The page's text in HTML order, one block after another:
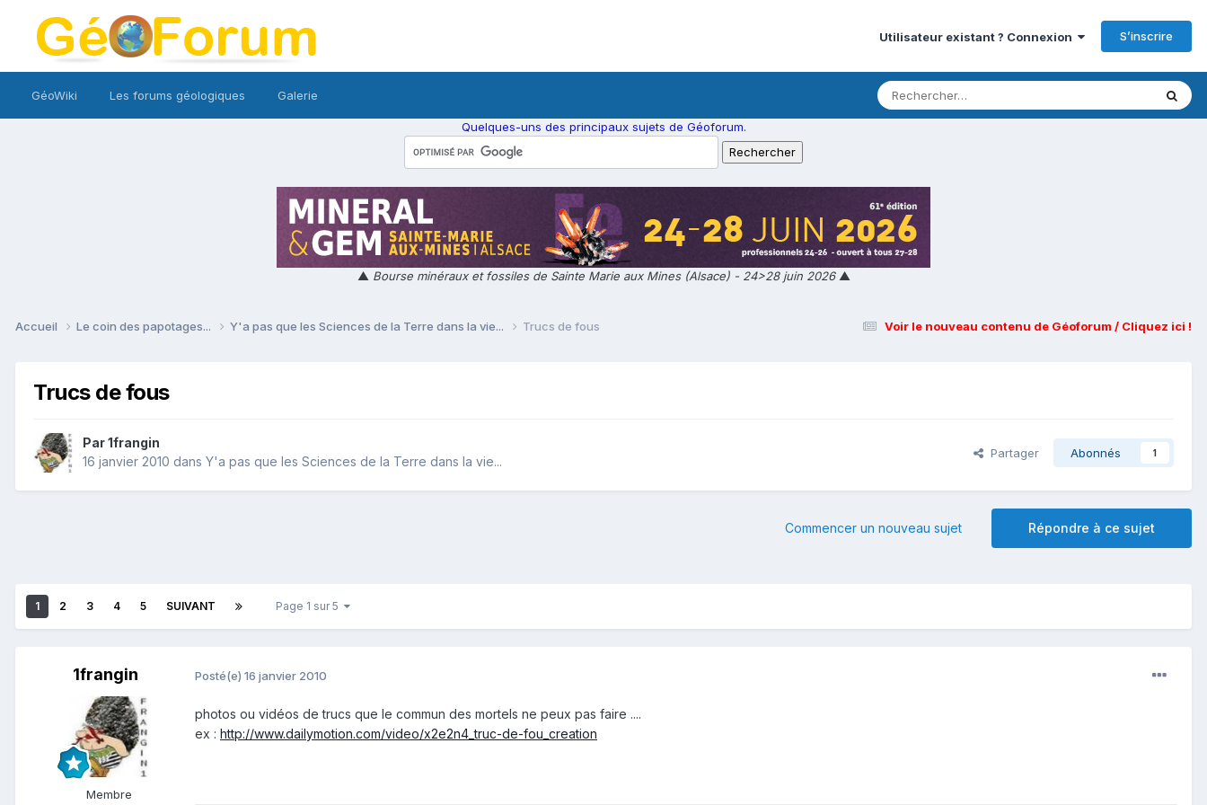
Utilisateur existant ? Connexion S’inscrire
GéoWiki Les forums géologiques Galerie
Quelques-uns des principaux sujets de Géoforum.
▲ Bourse minéraux et fossiles de Sainte Marie aux Mines (Alsace) - 24>28 juin 2026▲
Voir le nouveau contenu de Géoforum / Cliquez ici !
Accueil Le coin des papotages... Y'a pas que les Sciences de la Terre dans la vie... Trucs de fous
Trucs de fous
Par1frangin
16 janvier 2010 dans Y'a pas que les Sciences de la Terre dans la vie...
Partager Abonnés 1
Répondre à ce sujet
Commencer un nouveau sujet
1 2 3 4 5 SUIVANT Page 1 sur 5
1frangin
Membre
Posté(e) 16 janvier 2010
photos ou vidéos de trucs que le commun des mortels ne peux pas faire ....
ex : http://www.dailymotion.com/video/x2e2n4_truc-de-fou_creation